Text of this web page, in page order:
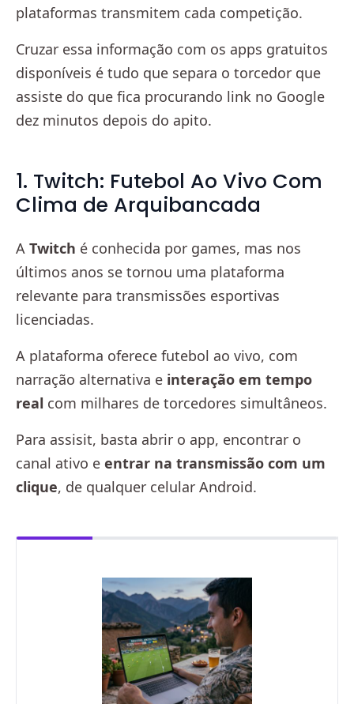
plataformas transmitem cada competição.
Cruzar essa informação com os apps gratuitos
disponíveis é tudo que separa o torcedor que
assiste do que fica procurando link no Google
dez minutos depois do apito.
1. Twitch: Futebol Ao Vivo Com
Clima de Arquibancada
A Twitch é conhecida por games, mas nos
últimos anos se tornou uma plataforma
relevante para transmissões esportivas
licenciadas.
A plataforma oferece futebol ao vivo, com
narração alternativa e interação em tempo
real com milhares de torcedores simultâneos.
Para assisit, basta abrir o app, encontrar o
canal ativo e entrar na transmissão com um
clique, de qualquer celular Android.